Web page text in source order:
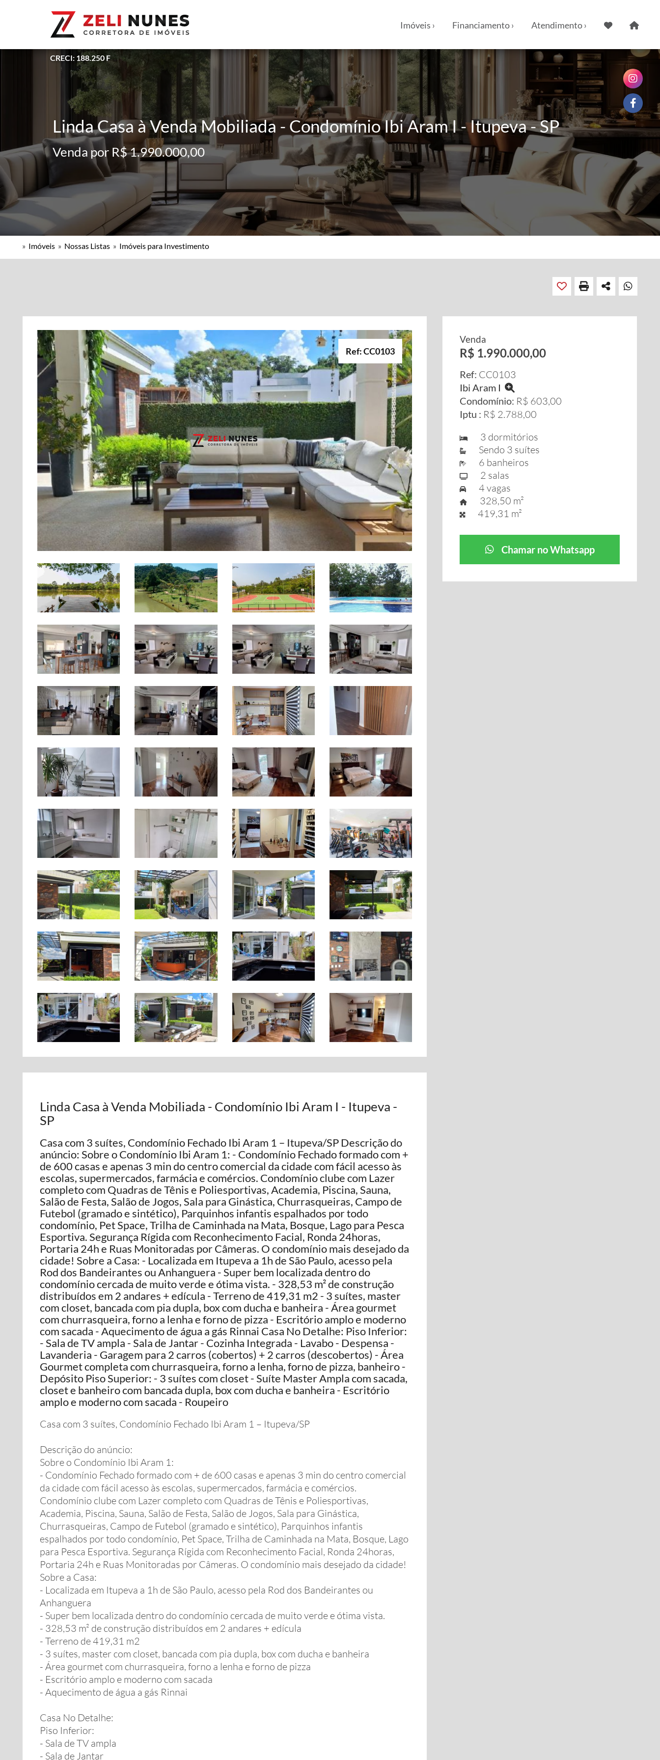
CRECI: 188.250 F
Imóveis › Financiamento › Atendimento ›
Linda Casa à Venda Mobiliada - Condomínio Ibi Aram I - Itupeva - SP
Venda por R$ 1.990.000,00
» Imóveis » Nossas Listas » Imóveis para Investimento
Ref: CC0103
Linda Casa à Venda Mobiliada - Condomínio Ibi Aram I - Itupeva -
SP
Casa com 3 suítes, Condomínio Fechado Ibi Aram 1 – Itupeva/SP Descrição do
anúncio: Sobre o Condomínio Ibi Aram 1: - Condomínio Fechado formado com +
de 600 casas e apenas 3 min do centro comercial da cidade com fácil acesso às
escolas, supermercados, farmácia e comércios. Condomínio clube com Lazer
completo com Quadras de Tênis e Poliesportivas, Academia, Piscina, Sauna,
Salão de Festa, Salão de Jogos, Sala para Ginástica, Churrasqueiras, Campo de
Futebol (gramado e sintético), Parquinhos infantis espalhados por todo
condomínio, Pet Space, Trilha de Caminhada na Mata, Bosque, Lago para Pesca
Esportiva. Segurança Rígida com Reconhecimento Facial, Ronda 24horas,
Portaria 24h e Ruas Monitoradas por Câmeras. O condomínio mais desejado da
cidade! Sobre a Casa: - Localizada em Itupeva a 1h de São Paulo, acesso pela
Rod dos Bandeirantes ou Anhanguera - Super bem localizada dentro do
condomínio cercada de muito verde e ótima vista. - 328,53 m² de construção
distribuídos em 2 andares + edícula - Terreno de 419,31 m2 - 3 suítes, master
com closet, bancada com pia dupla, box com ducha e banheira - Área gourmet
com churrasqueira, forno a lenha e forno de pizza - Escritório amplo e moderno
com sacada - Aquecimento de água a gás Rinnai Casa No Detalhe: Piso Inferior:
- Sala de TV ampla - Sala de Jantar - Cozinha Integrada - Lavabo - Despensa -
Lavanderia - Garagem para 2 carros (cobertos) + 2 carros (descobertos) - Área
Gourmet completa com churrasqueira, forno a lenha, forno de pizza, banheiro -
Depósito Piso Superior: - 3 suítes com closet - Suíte Master Ampla com sacada,
closet e banheiro com bancada dupla, box com ducha e banheira - Escritório
amplo e moderno com sacada - Roupeiro
Casa com 3 suítes, Condomínio Fechado Ibi Aram 1 – Itupeva/SP
Descrição do anúncio:
Sobre o Condomínio Ibi Aram 1:
- Condomínio Fechado formado com + de 600 casas e apenas 3 min do centro comercial
da cidade com fácil acesso às escolas, supermercados, farmácia e comércios.
Condomínio clube com Lazer completo com Quadras de Tênis e Poliesportivas,
Academia, Piscina, Sauna, Salão de Festa, Salão de Jogos, Sala para Ginástica,
Churrasqueiras, Campo de Futebol (gramado e sintético), Parquinhos infantis
espalhados por todo condomínio, Pet Space, Trilha de Caminhada na Mata, Bosque, Lago
para Pesca Esportiva. Segurança Rígida com Reconhecimento Facial, Ronda 24horas,
Portaria 24h e Ruas Monitoradas por Câmeras. O condomínio mais desejado da cidade!
Sobre a Casa:
- Localizada em Itupeva a 1h de São Paulo, acesso pela Rod dos Bandeirantes ou
Anhanguera
- Super bem localizada dentro do condomínio cercada de muito verde e ótima vista.
- 328,53 m² de construção distribuídos em 2 andares + edícula
- Terreno de 419,31 m2
- 3 suítes, master com closet, bancada com pia dupla, box com ducha e banheira
- Área gourmet com churrasqueira, forno a lenha e forno de pizza
- Escritório amplo e moderno com sacada
- Aquecimento de água a gás Rinnai
Casa No Detalhe:
Piso Inferior:
- Sala de TV ampla
- Sala de Jantar
Venda
R$ 1.990.000,00
Ref: CC0103
Ibi Aram I
Condomínio: R$ 603,00
Iptu : R$ 2.788,00
3 dormitórios
Sendo 3 suítes
6 banheiros
2 salas
4 vagas
328,50 m²
419,31 m²
Chamar no Whatsapp